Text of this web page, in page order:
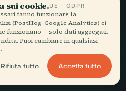
Svizzera, in viaggio e tra le
sui cookie.UE · GDPR
fanno funzionare la
(PostHog, Google Analytics) ci
funzionano — solo dati aggregati,
Puoi cambiare in qualsiasi
Rifiuta tutto Accetta tutto